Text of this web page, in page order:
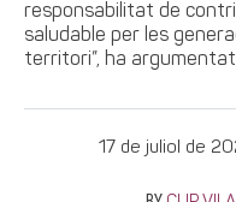
responsabilitat de
saludable per les
territori”, ha
17 de juliol de